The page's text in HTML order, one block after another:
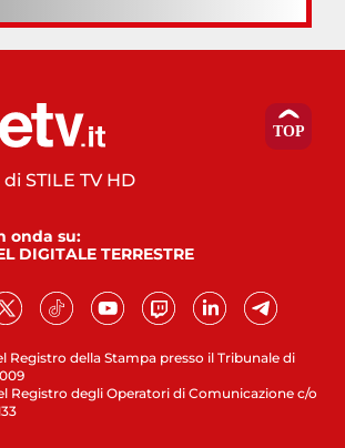
Registro della Stampa presso il Tribunale di
Registro degli Operatori di Comunicazione c/o
STILE TV HD
onda su:
DIGITALE TERRESTRE